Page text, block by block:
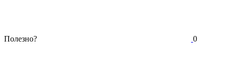
Полезно? 0